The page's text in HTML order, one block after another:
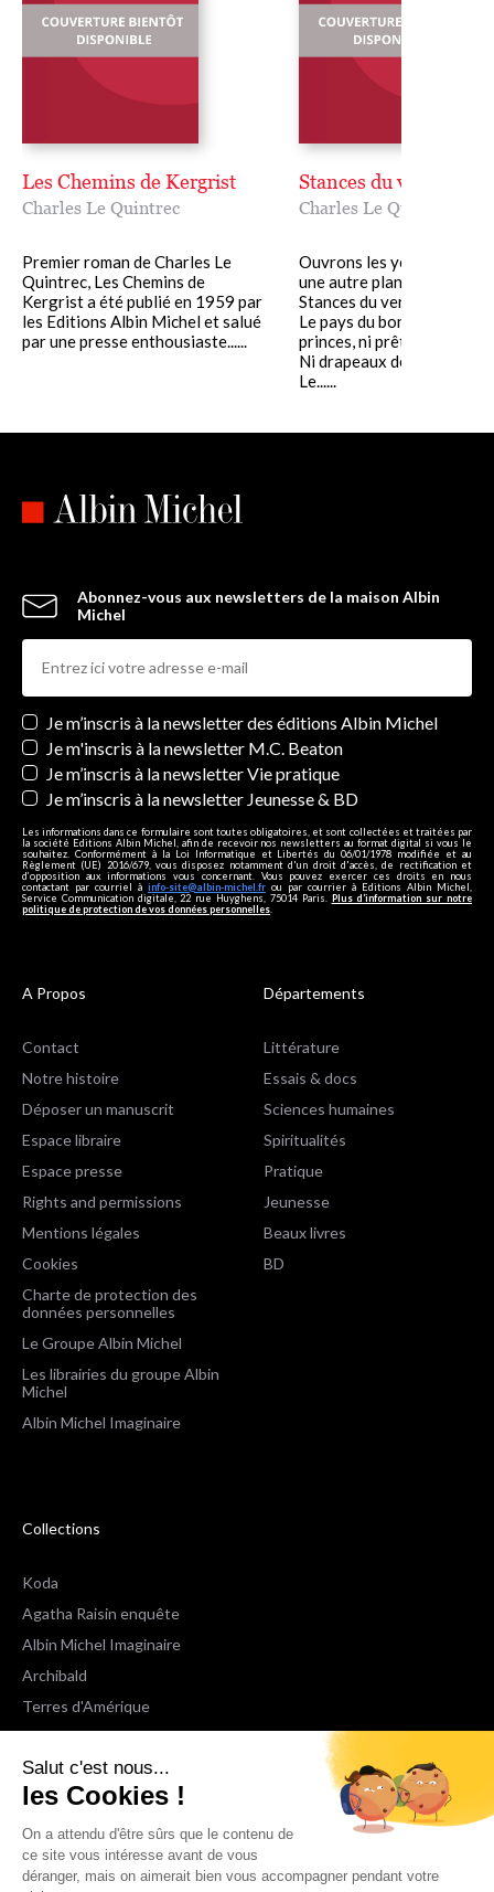
Salut c'est nous...
les Cookies !
On a attendu d'être sûrs que le contenu de
ce site vous intéresse avant de vous
déranger, mais on aimerait bien vous accompagner pendant votre
Les Chemins de Kergrist
Charles Le Quintrec
Premier roman de Charles Le
Quintrec, Les Chemins de
Kergrist a été publié en 1959 par
les Editions Albin Michel et salué
par une presse enthousiaste......
Stances du verbe
Charles Le Quintrec
Ouvrons les yeux
une autre planète
Stances du verbe aimer
Le pays du bonheur n?a ni
princes, ni prêtres
Ni drapeaux déployés?
Le......
Abonnez-vous aux newsletters de la maison Albin
Michel
Newsletters
Je m’inscris à la newsletter des éditions Albin Michel
Je m'inscris à la newsletter M.C. Beaton
Je m’inscris à la newsletter Vie pratique
Je m’inscris à la newsletter Jeunesse & BD
Les informations dans ce formulaire sont toutes obligatoires, et sont collectées et traitées par
la société Editions Albin Michel, afin de recevoir nos newsletters au format digital si vous le
souhaitez. Conformément à la Loi Informatique et Libertés du 06/01/1978 modifiée et au
Règlement (UE) 2016/679, vous disposez notamment d'un droit d'accès, de rectification et
d’opposition aux informations vous concernant. Vous pouvez exercer ces droits en nous
contactant par courriel à info-site@albin-michel.fr ou par courrier à Editions Albin Michel,
Service Communication digitale, 22 rue Huyghens, 75014 Paris. Plus d’information sur notre
politique de protection de vos données personnelles
A Propos
Contact
Notre histoire
Déposer un manuscrit
Espace libraire
Espace presse
Rights and permissions
Mentions légales
Cookies
Charte de protection des
données personnelles
Le Groupe Albin Michel
Les librairies du groupe Albin
Michel
Albin Michel Imaginaire
Départements
Littérature
Essais & docs
Sciences humaines
Spiritualités
Pratique
Jeunesse
Beaux livres
BD
Collections
Koda
Agatha Raisin enquête
Albin Michel Imaginaire
Archibald
Terres d'Amérique
Espaces Libres Poche
NOX
Wiz
Voir toutes les collections
Nous suivre